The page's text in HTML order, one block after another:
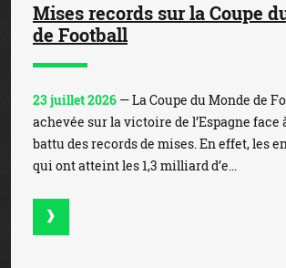
Mises records sur la Coupe
de Football
23 juillet 2026 — La Coupe du Monde de
achevée sur la victoire de l’Espagne face
battu des records de mises. En effet, les
qui ont atteint les 1,3 milliard d’e...